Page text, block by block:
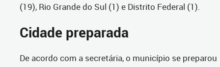
(19), Rio Grande do Sul (1) e Distrito Federal (1).
Cidade preparada
De acordo com a secretária, o município se preparou